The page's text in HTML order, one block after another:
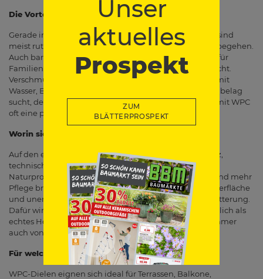
Unser
aktuelles
Prospekt
ZUM
BLÄTTERPROSPEKT
Die Vorteile im täglichen Gebrauch
Gerade im Alltag zeigen WPC-Dielen ihre Stärken. Sie sind
meist rutschhemmend, formstabil und angenehm zu begehen.
Auch barfuß fühlen sie sich oft komfortabel an, was sie für
Familien und gemütliche Sitzbereiche interessant macht.
Verschmutzungen lassen sich in vielen Fällen einfach mit
Wasser, Besen oder Bürste entfernen. Wer einen Bodenbelag
sucht, der gut aussieht und unkompliziert bleibt, trifft mit WPC
oft eine praktische Wahl.
Worin sich WPC von Holz unterscheidet
Auf den ersten Blick erinnern viele WPC-Dielen an Holz,
technisch gibt es aber klare Unterschiede. Holz ist ein
Naturprodukt, das mit der Zeit seine Farbe verändert und mehr
Pflege braucht. WPC ist meist gleichmäßiger in der Oberfläche
und unempfindlicher gegenüber Feuchtigkeit und Witterung.
Dafür wirkt es je nach Produkt etwas weniger ursprünglich als
echtes Holz. Welche Lösung besser passt, hängt also immer
auch von deinen Ansprüchen an Optik und Pflege ab.
Für welche Bereiche sich WPC gut eignet
WPC-Dielen eignen sich ideal für Terrassen, Balkone,